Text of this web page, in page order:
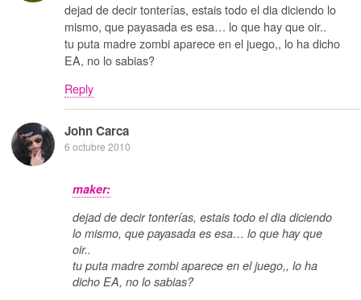
dejad de decir tonterías, estais todo el dia diciendo lo
mismo, que payasada es esa… lo que hay que oir..
tu puta madre zombi aparece en el juego,, lo ha dicho
EA, no lo sabias?
Reply
John Carca
6 octubre 2010
maker:
dejad de decir tonterías, estais todo el dia diciendo
lo mismo, que payasada es esa… lo que hay que
oir..
tu puta madre zombi aparece en el juego,, lo ha
dicho EA, no lo sabias?